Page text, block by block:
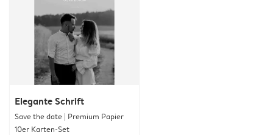
Elegante Schrift
Save the date | Premium Papier
10er Karten-Set